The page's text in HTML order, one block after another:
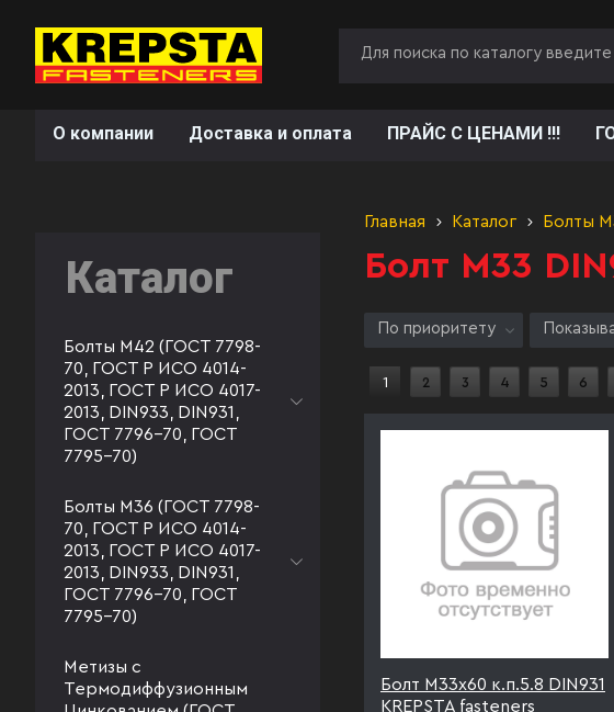
О компании Доставка и оплата ПРАЙС С ЦЕНАМИ !!!
Каталог
Болты М42 (ГОСТ 7798-
70, ГОСТ Р ИСО 4014-
2013, ГОСТ Р ИСО 4017-
2013, DIN933, DIN931,
ГОСТ 7796-70, ГОСТ
7795-70)
Болты М36 (ГОСТ 7798-
70, ГОСТ Р ИСО 4014-
2013, ГОСТ Р ИСО 4017-
2013, DIN933, DIN931,
ГОСТ 7796-70, ГОСТ
7795-70)
Метизы с
Термодиффузионным
Главная Каталог Болты
Болт М33
По приоритету
1 2 3 4 5 6
Болт М33х60 к.п.5.8 DIN931
KREPSTA fasteners